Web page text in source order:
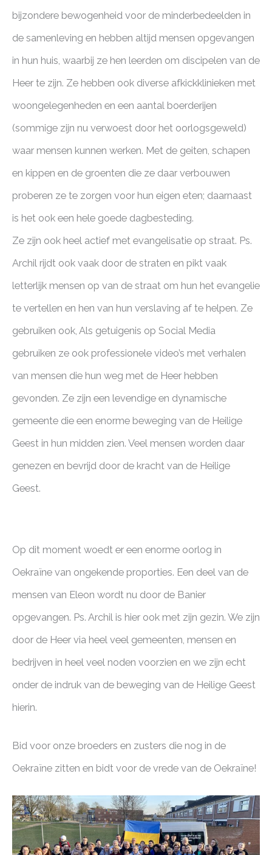
bijzondere bewogenheid voor de minderbedeelden in
de samenleving en hebben altijd mensen opgevangen
in hun huis, waarbij ze hen leerden om discipelen van de
Heer te zijn. Ze hebben ook diverse afkickklinieken met
woongelegenheden en een aantal boerderijen
(sommige zijn nu verwoest door het oorlogsgeweld)
waar mensen kunnen werken. Met de geiten, schapen
en kippen en de groenten die ze daar verbouwen
proberen ze te zorgen voor hun eigen eten; daarnaast
is het ook een hele goede dagbesteding.
Ze zijn ook heel actief met evangelisatie op straat. Ps.
Archil rijdt ook vaak door de straten en pikt vaak
letterlijk mensen op van de straat om hun het evangelie
te vertellen en hen van hun verslaving af te helpen. Ze
gebruiken ook, Als getuigenis op Social Media
gebruiken ze ook professionele video’s met verhalen
van mensen die hun weg met de Heer hebben
gevonden. Ze zijn een levendige en dynamische
gemeente die een enorme beweging van de Heilige
Geest in hun midden zien. Veel mensen worden daar
genezen en bevrijd door de kracht van de Heilige
Geest.
Op dit moment woedt er een enorme oorlog in
Oekraïne van ongekende proporties. Een deel van de
mensen van Eleon wordt nu door de Banier
opgevangen. Ps. Archil is hier ook met zijn gezin. We zijn
door de Heer via heel veel gemeenten, mensen en
bedrijven in heel veel noden voorzien en we zijn echt
onder de indruk van de beweging van de Heilige Geest
hierin.
Bid voor onze broeders en zusters die nog in de
Oekraïne zitten en bidt voor de vrede van de Oekraïne!